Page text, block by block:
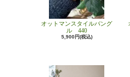
オットマンスタイルバング
ル 440
5,900円(税込)